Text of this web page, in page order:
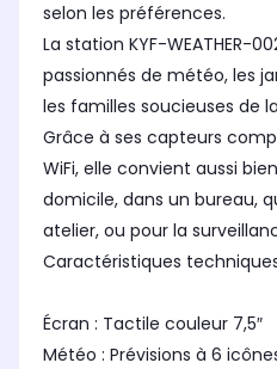
selon les préférences.
La station KYF-WEATHER-
passionnés de météo, les
les familles soucieuses de
Grâce à ses capteurs
WiFi, elle convient aussi
domicile, dans un bureau,
atelier, ou pour la
Caractéristiques
Écran : Tactile couleur 7,5″
Météo : Prévisions à 6